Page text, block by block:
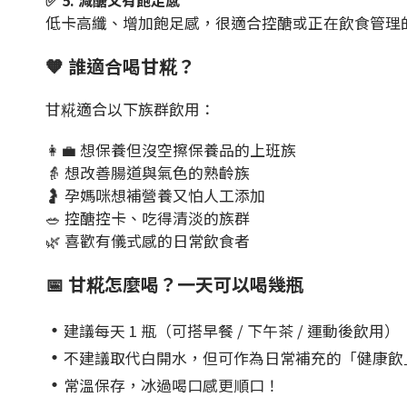
低卡高纖、增加飽足感，很適合控醣或正在飲食管理
🧡 誰適合喝甘糀？
甘糀適合以下族群飲用：
👩‍💼 想保養但沒空擦保養品的上班族
👵 想改善腸道與氣色的熟齡族
🤰 孕媽咪想補營養又怕人工添加
🥗 控醣控卡、吃得清淡的族群
🌿 喜歡有儀式感的日常飲食者
📅 甘糀怎麼喝？一天可以喝幾瓶
‧ 建議每天 1 瓶（可搭早餐 / 下午茶 / 運動後飲用）
‧ 不建議取代白開水，但可作為日常補充的「健康飲
‧ 常溫保存，冰過喝口感更順口！